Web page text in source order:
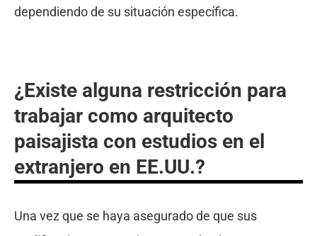
dependiendo de su situación específica.
¿Existe alguna restricción para
trabajar como arquitecto
paisajista con estudios en el
extranjero en EE.UU.?
Una vez que se haya asegurado de que sus